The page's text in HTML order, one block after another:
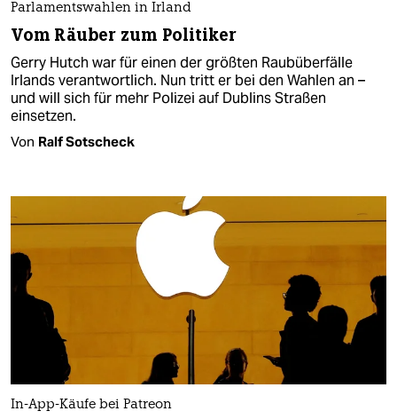
Parlamentswahlen in Irland
Vom Räuber zum Politiker
Gerry Hutch war für einen der größten Raubüberfälle
Irlands verantwortlich. Nun tritt er bei den Wahlen an –
und will sich für mehr Polizei auf Dublins Straßen
einsetzen.
Von Ralf Sotscheck
In-App-Käufe bei Patreon